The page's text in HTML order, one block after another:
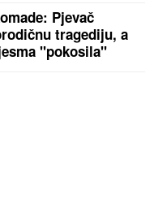
Pjevač
tragediju, a
"pokosila"